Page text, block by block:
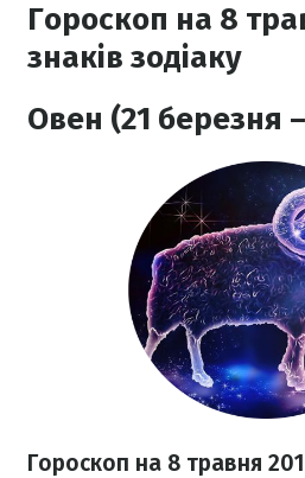
Гороскоп на 8
знаків зодіаку
Овен (21 березня
Гороскоп на 8 травня